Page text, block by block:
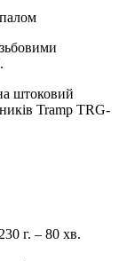
штоковий
Tramp TRG-
г. – 80 хв.